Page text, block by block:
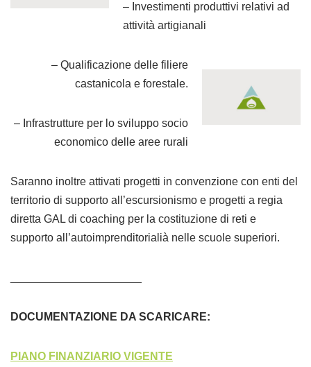
– Investimenti produttivi relativi ad
attività artigianali
– Qualificazione delle filiere
castanicola e forestale.
– Infrastrutture per lo sviluppo socio
economico delle aree rurali
Saranno inoltre attivati progetti in convenzione con enti del
territorio di supporto all’escursionismo e progetti a regia
diretta GAL di coaching per la costituzione di reti e
supporto all’autoimprenditorialià nelle scuole superiori.
DOCUMENTAZIONE DA SCARICARE:
PIANO FINANZIARIO VIGENTE